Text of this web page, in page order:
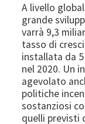
A livello
grande
varrà 9,3
tasso di
installata da
nel 2020. Un
agevolato
politiche
sostanziosi
quelli previsti